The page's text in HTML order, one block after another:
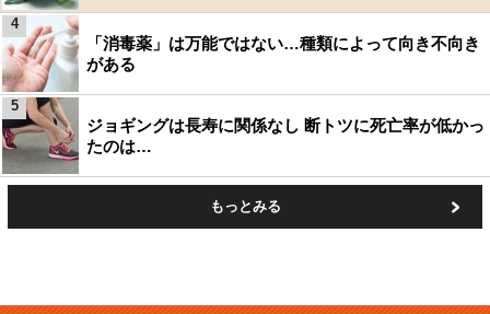
「消毒薬」は万能ではない…種類によって向き不向き
がある
4
ジョギングは長寿に関係なし 断トツに死亡率が低かっ
たのは…
5
もっとみる